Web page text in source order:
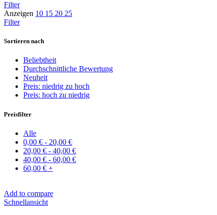
Filter
Anzeigen 10 15 20 25
Filter
Sortieren nach
Beliebtheit
Durchschnittliche Bewertung
Neuheit
Preis: niedrig zu hoch
Preis: hoch zu niedrig
Preisfilter
Alle
0,00 € - 20,00 €
20,00 € - 40,00 €
40,00 € - 60,00 €
60,00 € +
Add to compare
Schnellansicht